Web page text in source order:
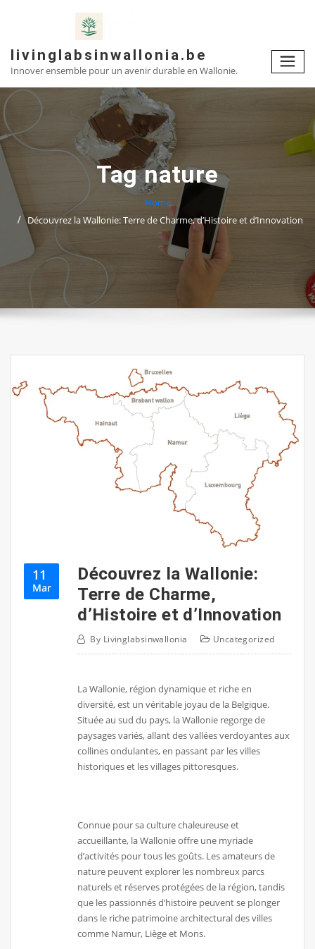
livinglabsinwallonia.be
Innover ensemble pour un avenir durable en Wallonie.
Tag nature
Home
Découvrez la Wallonie: Terre de Charme, d’Histoire et d’Innovation
11
Mar
Découvrez la Wallonie:
Terre de Charme,
d’Histoire et d’Innovation
By Livinglabsinwallonia Uncategorized
La Wallonie, région dynamique et riche en
diversité, est un véritable joyau de la Belgique.
Située au sud du pays, la Wallonie regorge de
paysages variés, allant des vallées verdoyantes aux
collines ondulantes, en passant par les villes
historiques et les villages pittoresques.
Connue pour sa culture chaleureuse et
accueillante, la Wallonie offre une myriade
d’activités pour tous les goûts. Les amateurs de
nature peuvent explorer les nombreux parcs
naturels et réserves protégées de la région, tandis
que les passionnés d’histoire peuvent se plonger
dans le riche patrimoine architectural des villes
comme Namur, Liège et Mons.